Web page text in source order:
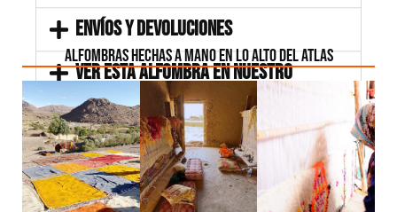
ENVÍOS Y DEVOLUCIONES
VER ESTA ALFOMBRA EN NUESTRO
SHOWROOM DE VIGO
ALFOMBRAS HECHAS A MANO EN LO ALTO DEL ATLAS